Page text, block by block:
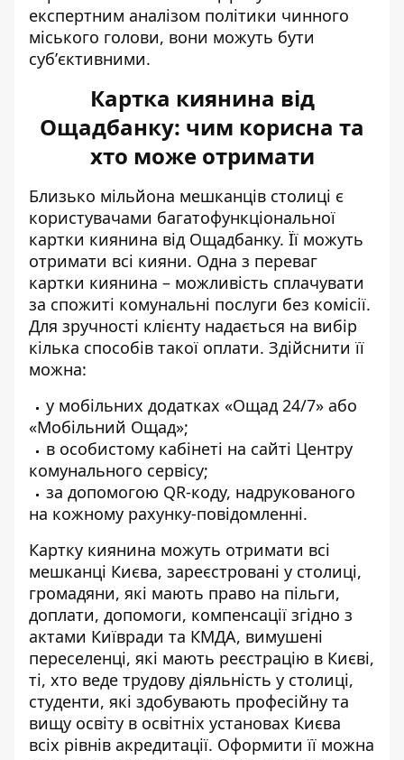
експертним аналізом політики чинного
міського голови, вони можуть бути
субʼєктивними.
Картка киянина від
Ощадбанку: чим корисна та
хто може отримати
Близько мільйона мешканців столиці є
користувачами багатофункціональної
картки киянина від Ощадбанку. Її можуть
отримати всі кияни. Одна з переваг
картки киянина – можливість сплачувати
за спожиті комунальні послуги без комісії.
Для зручності клієнту надається на вибір
кілька способів такої оплати. Здійснити її
можна:
у мобільних додатках «Ощад 24/7» або
«Мобільний Ощад»;
в особистому кабінеті на сайті Центру
комунального сервісу;
за допомогою QR-коду, надрукованого
на кожному рахунку-повідомленні.
Картку киянина можуть отримати всі
мешканці Києва, зареєстровані у столиці,
громадяни, які мають право на пільги,
доплати, допомоги, компенсації згідно з
актами Київради та КМДА, вимушені
переселенці, які мають реєстрацію в Києві,
ті, хто веде трудову діяльність у столиці,
студенти, які здобувають професійну та
вищу освіту в освітніх установах Києва
всіх рівнів акредитації. Оформити її можна